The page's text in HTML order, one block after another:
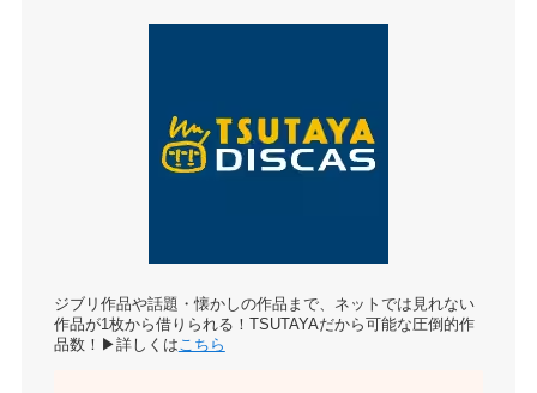
ジブリ作品や話題・懐かしの作品まで、ネットでは見れない
作品が1枚から借りられる！TSUTAYAだから可能な圧倒的作
品数！▶詳しくは こちら